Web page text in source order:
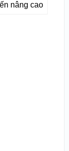
nâng cao